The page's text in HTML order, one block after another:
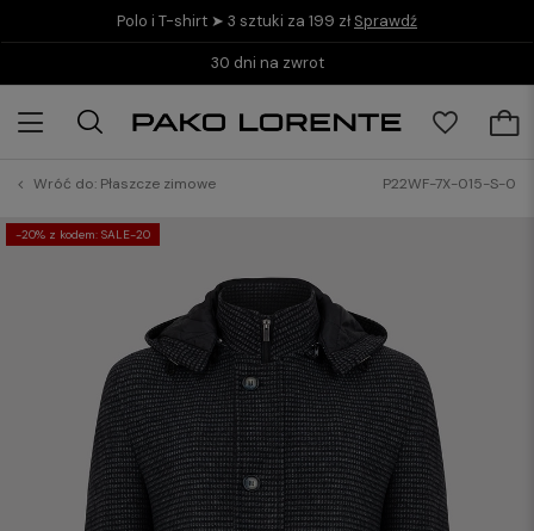
Polo i T-shirt ➤ 3 sztuki za 199 zł Sprawdź
Kup teraz i zapłać do 30 dni z PayPo
Wróć do: Płaszcze zimowe P22WF-7X-015-S-0
-20% z kodem: SALE-20